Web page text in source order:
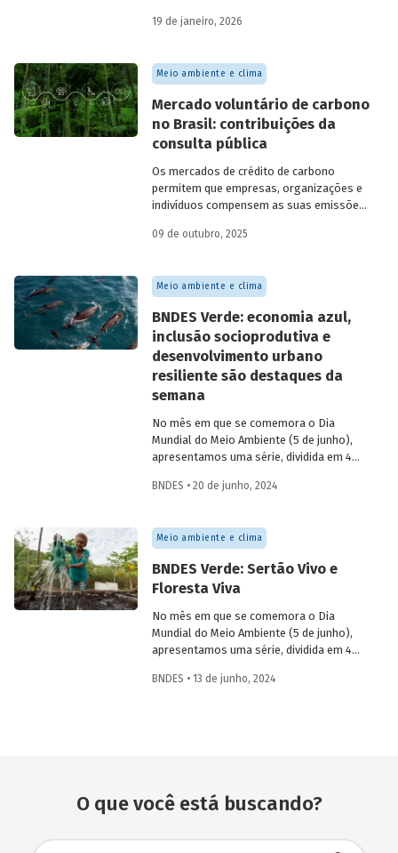
de carbono e demonstrar compromisso
19 de janeiro, 2026
Meio ambiente e clima
Mercado voluntário de carbono
no Brasil: contribuições da
consulta pública
Os mercados de crédito de carbono
permitem que empresas, organizações e
indivíduos compensem as suas emissões
por projetos de redução de emissões
MMA realizaram uma consulta pública
sobre a certificação de carbono no
contribuições da sociedade civil,
especialistas e entidades do setor
visando avaliar os desafios e
oportunidades desse mercado. Conheça
os resultados.
09 de outubro, 2025
Meio ambiente e clima
BNDES Verde: economia azul,
inclusão socioprodutiva e
desenvolvimento urbano
resiliente são destaques da
semana
No mês em que se comemora o Dia
Mundial do Meio Ambiente (5 de junho),
apresentamos uma série, dividida em 4
BNDES relacionadas ao tema. Os
Azul”, Apoio à inclusão produtiva urbana e
rural com geração de renda e trabalho e
desenvolvimento urbano resiliente.
BNDES • 20 de junho, 2024
Meio ambiente e clima
BNDES Verde: Sertão Vivo e
Floresta Viva
No mês em que se comemora o Dia
Mundial do Meio Ambiente (5 de junho),
apresentamos uma série, dividida em 4
BNDES relacionadas ao tema. Os
BNDES • 13 de junho, 2024
O que você está buscando?
Busca avançada